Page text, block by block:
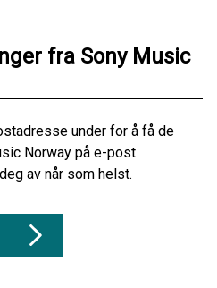
fra Sony Music
under for å få de
Norway på e-post
av når som helst.